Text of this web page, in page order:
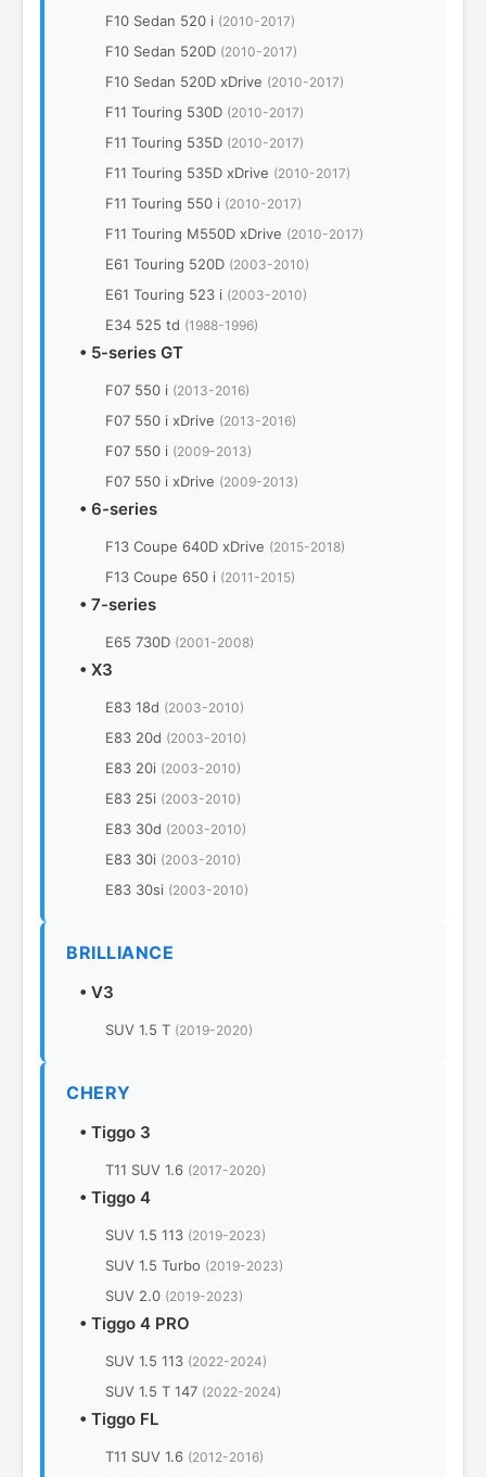
F10 Sedan 520 i (2010-2017)
F10 Sedan 520D (2010-2017)
F10 Sedan 520D xDrive (2010-2017)
F11 Touring 530D (2010-2017)
F11 Touring 535D (2010-2017)
F11 Touring 535D xDrive (2010-2017)
F11 Touring 550 i (2010-2017)
F11 Touring M550D xDrive (2010-2017)
E61 Touring 520D (2003-2010)
E61 Touring 523 i (2003-2010)
E34 525 td (1988-1996)
• 5-series GT
F07 550 i (2013-2016)
F07 550 i xDrive (2013-2016)
F07 550 i (2009-2013)
F07 550 i xDrive (2009-2013)
• 6-series
F13 Coupe 640D xDrive (2015-2018)
F13 Coupe 650 i (2011-2015)
• 7-series
E65 730D (2001-2008)
• X3
E83 18d (2003-2010)
E83 20d (2003-2010)
E83 20i (2003-2010)
E83 25i (2003-2010)
E83 30d (2003-2010)
E83 30i (2003-2010)
E83 30si (2003-2010)
BRILLIANCE
• V3
SUV 1.5 T (2019-2020)
CHERY
• Tiggo 3
T11 SUV 1.6 (2017-2020)
• Tiggo 4
SUV 1.5 113 (2019-2023)
SUV 1.5 Turbo (2019-2023)
SUV 2.0 (2019-2023)
• Tiggo 4 PRO
SUV 1.5 113 (2022-2024)
SUV 1.5 T 147 (2022-2024)
• Tiggo FL
T11 SUV 1.6 (2012-2016)